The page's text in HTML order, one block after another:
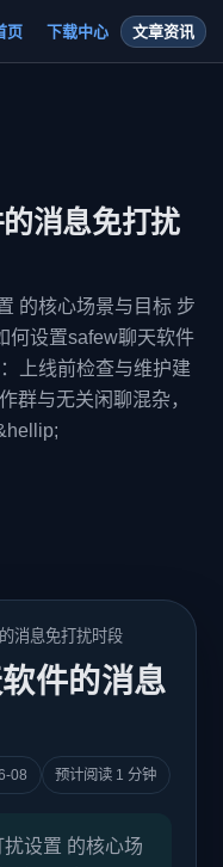
页 下载中心 文章资讯
消息免打扰
的核心场景与目标 步
何设置safew聊天软件
上线前检查与维护建
群与无关闲聊混杂，
消息免打扰时段
件的消息
08 预计阅读 1 分钟
设置 的核心场